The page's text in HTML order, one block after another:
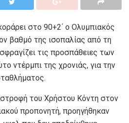
στο 90+2΄ ο Ολυμπιακός
βαθμό της ισοπαλίας από τη
τις προσπάθειες των
ντέρμπι της χρονιάς, για την
του Χρήστου Κόντη στον
προπονητή, προηγήθηκαν